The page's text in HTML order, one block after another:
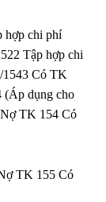
hợp chi phí
Tập hợp chi
1543 Có TK
(Áp dụng cho
TK 154 Có
TK 155 Có